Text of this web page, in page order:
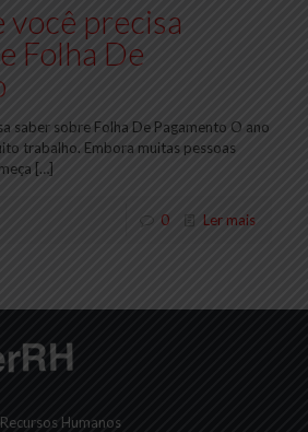
você precisa
Folha De
saber sobre Folha De Pagamento O ano
trabalho. Embora muitas pessoas
[…]
0 Ler mais
Humanos